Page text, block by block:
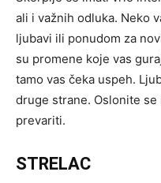
ali i važnih odluka. Neko
ljubavi ili ponudom za
su promene koje vas
tamo vas čeka uspeh.
druge strane. Oslonite
prevariti.
STRELAC